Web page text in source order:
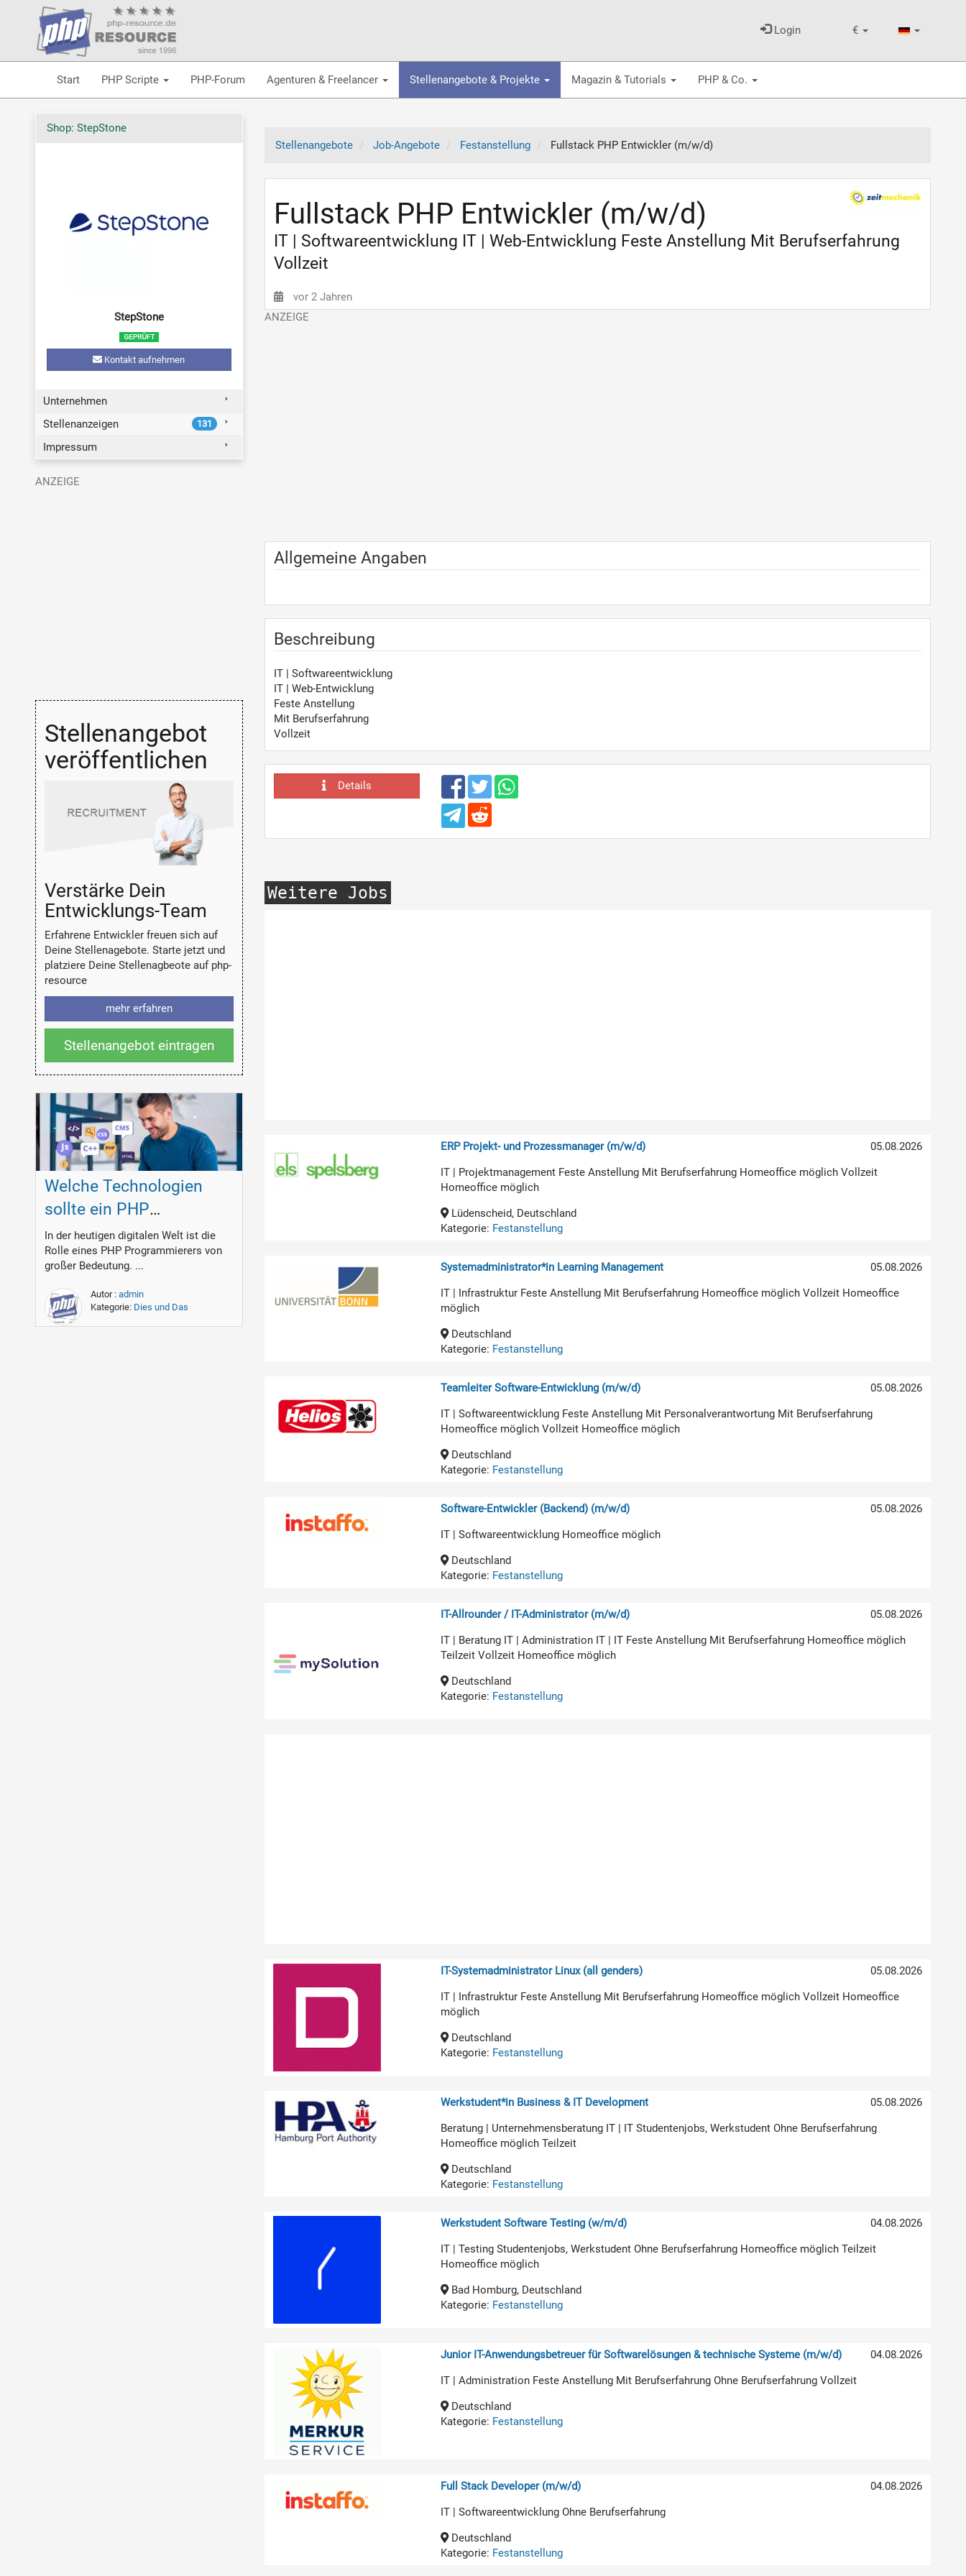
€
Login
Start PHP Scripte PHP-Forum Agenturen & Freelancer Stellenangebote & Projekte Magazin & Tutorials PHP & Co.
Stellenangebote Job-Angebote Festanstellung Fullstack PHP Entwickler (m/w/d)
Fullstack PHP Entwickler (m/w/d)
IT | Softwareentwicklung IT | Web-Entwicklung Feste Anstellung Mit Berufserfahrung
Vollzeit
vor 2 Jahren
Allgemeine Angaben
Beschreibung
IT | Softwareentwicklung
IT | Web-Entwicklung
Feste Anstellung
Mit Berufserfahrung
Vollzeit
Details
Weitere Jobs
05.08.2026
ERP Projekt- und Prozessmanager (m/w/d)
IT | Projektmanagement Feste Anstellung Mit Berufserfahrung Homeoffice möglich Vollzeit
Homeoffice möglich
Lüdenscheid, Deutschland
Kategorie: Festanstellung
05.08.2026
Systemadministrator*in Learning Management
IT | Infrastruktur Feste Anstellung Mit Berufserfahrung Homeoffice möglich Vollzeit Homeoffice
möglich
Deutschland
Kategorie: Festanstellung
05.08.2026
Teamleiter Software-Entwicklung (m/w/d)
IT | Softwareentwicklung Feste Anstellung Mit Personalverantwortung Mit Berufserfahrung
Homeoffice möglich Vollzeit Homeoffice möglich
Deutschland
Kategorie: Festanstellung
05.08.2026
Software-Entwickler (Backend) (m/w/d)
IT | Softwareentwicklung Homeoffice möglich
Deutschland
Kategorie: Festanstellung
05.08.2026
IT-Allrounder / IT-Administrator (m/w/d)
IT | Beratung IT | Administration IT | IT Feste Anstellung Mit Berufserfahrung Homeoffice möglich
Teilzeit Vollzeit Homeoffice möglich
Deutschland
Kategorie: Festanstellung
05.08.2026
IT-Systemadministrator Linux (all genders)
IT | Infrastruktur Feste Anstellung Mit Berufserfahrung Homeoffice möglich Vollzeit Homeoffice
möglich
Deutschland
Kategorie: Festanstellung
05.08.2026
Werkstudent*in Business & IT Development
Beratung | Unternehmensberatung IT | IT Studentenjobs, Werkstudent Ohne Berufserfahrung
Homeoffice möglich Teilzeit
Deutschland
Kategorie: Festanstellung
04.08.2026
Werkstudent Software Testing (w/m/d)
IT | Testing Studentenjobs, Werkstudent Ohne Berufserfahrung Homeoffice möglich Teilzeit
Homeoffice möglich
Bad Homburg, Deutschland
Kategorie: Festanstellung
04.08.2026
Junior IT-Anwendungsbetreuer für Softwarelösungen & technische Systeme (m/w/d)
IT | Administration Feste Anstellung Mit Berufserfahrung Ohne Berufserfahrung Vollzeit
Deutschland
Kategorie: Festanstellung
04.08.2026
Full Stack Developer (m/w/d)
IT | Softwareentwicklung Ohne Berufserfahrung
Deutschland
Kategorie: Festanstellung
Shop: StepStone
StepStone
Kontakt aufnehmen
Unternehmen
Stellenanzeigen
131
Impressum
Stellenangebot
veröffentlichen
Verstärke Dein
Entwicklungs-Team
Erfahrene Entwickler freuen sich auf
Deine Stellenagebote. Starte jetzt und
platziere Deine Stellenagbeote auf php-
resource
mehr erfahren
Stellenangebot eintragen
Welche Technologien
sollte ein PHP
Programmierer
beherrschen?
In der heutigen digitalen Welt ist die
Rolle eines PHP Programmierers von
großer Bedeutung. ...
Autor : admin
Kategorie: Dies und Das